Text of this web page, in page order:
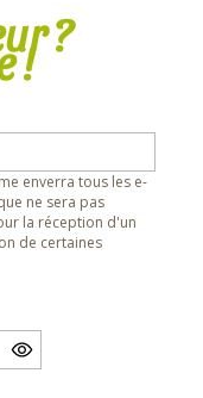
?
!
enverra tous les e-
ne sera pas
la réception d'un
de certaines